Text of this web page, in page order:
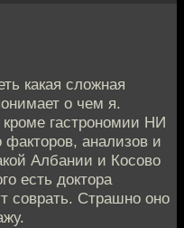
какая сложная
о чем я.
кроме гастрономии НИ
анализов и
Албании и Косово
есть доктора
соврать. Страшно оно